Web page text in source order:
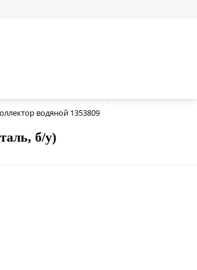
водяной 1353809
б/у)